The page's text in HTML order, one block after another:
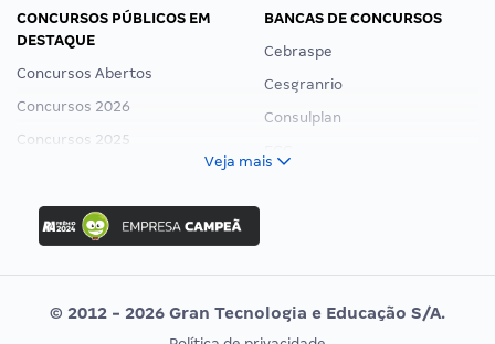
CONCURSOS PÚBLICOS EM
DESTAQUE
Concursos Abertos
Concursos 2026
Concursos 2025
Concurso Ibama
Concurso MPU
Editais publicados
BANCAS DE CONCURSOS
Cebraspe
Cesgranrio
Consulplan
Vunesp
Veja mais
© 2012 - 2026 Gran Tecnologia e Educação S/A.